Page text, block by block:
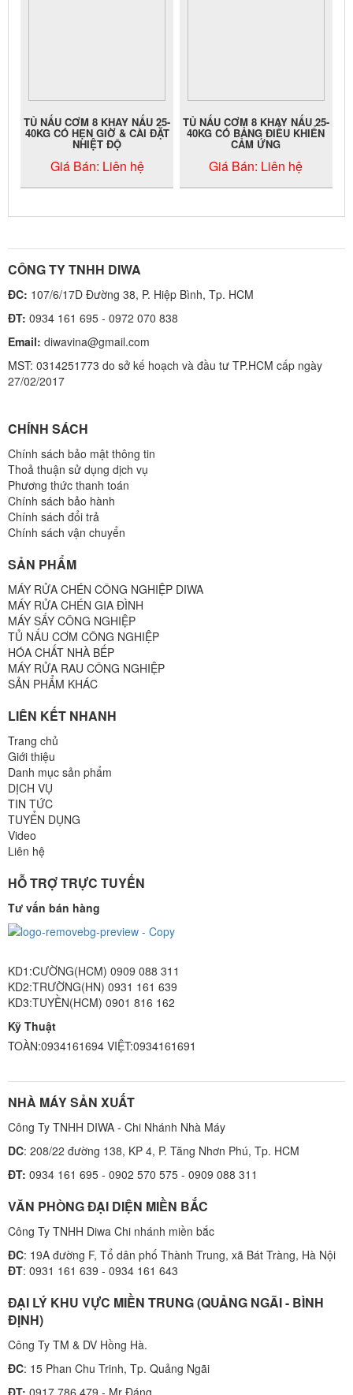
TỦ NẤU CƠM 8 KHAY NẤU 25-
40KG CÓ HẸN GIỜ & CÀI ĐẶT
NHIỆT ĐỘ
Giá Bán: Liên hệ
TỦ NẤU CƠM 8 KHAY NẤU 25-
40KG CÓ BẢNG ĐIỀU KHIỂN
CẢM ỨNG
Giá Bán: Liên hệ
CÔNG TY TNHH DIWA
ĐC: 107/6/17D Đường 38, P. Hiệp Bình, Tp. HCM
ĐT: 0934 161 695 - 0972 070 838
Email: diwavina@gmail.com
MST: 0314251773 do sở kế hoạch và đầu tư TP.HCM cấp ngày
27/02/2017
CHÍNH SÁCH
Chính sách bảo mật thông tin
Thoả thuận sử dụng dịch vụ
Phương thức thanh toán
Chính sách bảo hành
Chính sách đổi trả
Chính sách vận chuyển
SẢN PHẨM
MÁY RỬA CHÉN CÔNG NGHIỆP DIWA
MÁY RỬA CHÉN GIA ĐÌNH
MÁY SẤY CÔNG NGHIỆP
TỦ NẤU CƠM CÔNG NGHIỆP
HÓA CHẤT NHÀ BẾP
MÁY RỬA RAU CÔNG NGHIỆP
SẢN PHẨM KHÁC
LIÊN KẾT NHANH
Trang chủ
Giới thiệu
Danh mục sản phẩm
DỊCH VỤ
TIN TỨC
TUYỂN DỤNG
Video
Liên hệ
HỖ TRỢ TRỰC TUYẾN
Tư vấn bán hàng
KD1:CƯỜNG(HCM) 0909 088 311
KD2:TRƯỜNG(HN) 0931 161 639
KD3:TUYỀN(HCM) 0901 816 162
Kỹ Thuật
TOÀN:0934161694 VIỆT:0934161691
NHÀ MÁY SẢN XUẤT
Công Ty TNHH DIWA - Chi Nhánh Nhà Máy
DC: 208/22 đường 138, KP 4, P. Tăng Nhơn Phú, Tp. HCM
ĐT: 0934 161 695 - 0902 570 575 - 0909 088 311
VĂN PHÒNG ĐẠI DIỆN MIỀN BẮC
Công Ty TNHH Diwa Chi nhánh miền bắc
ĐC: 19A đường F, Tổ dân phố Thành Trung, xã Bát Tràng, Hà Nội
ĐT: 0931 161 639 - 0934 161 643
ĐẠI LÝ KHU VỰC MIỀN TRUNG (QUẢNG NGÃI - BÌNH
ĐỊNH)
Công Ty TM & DV Hồng Hà.
ĐC: 15 Phan Chu Trinh, Tp. Quảng Ngãi
ĐT: 0917 786 479 - Mr Đáng